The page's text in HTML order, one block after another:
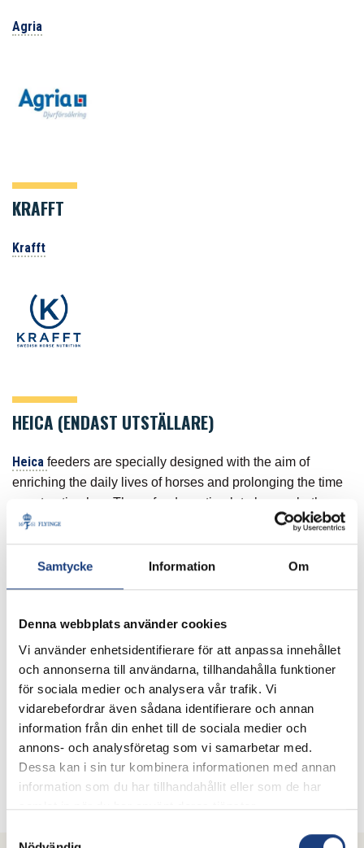
Samtycke Information Om
Denna webbplats använder cookies
Vi använder enhetsidentifierare för att anpassa innehållet
och annonserna till användarna, tillhandahålla funktioner
för sociala medier och analysera vår trafik. Vi
vidarebefordrar även sådana identifierare och annan
information från din enhet till de sociala medier och
annons- och analysföretag som vi samarbetar med.
Dessa kan i sin tur kombinera informationen med annan
information som du har tillhandahållit eller som de har
samlat in när du har använt deras tjänster.
Agria
KRAFFT
Krafft
HEICA (ENDAST UTSTÄLLARE)
Heica feeders are specially designed with the aim of
enriching the daily lives of horses and prolonging the time
spent eating hay. These feeders stimulate horses both
mentally and physically, promoting their overall well-being.
selection and for a good reason. When horses have the
hay through its soft mesh, their joy is something that